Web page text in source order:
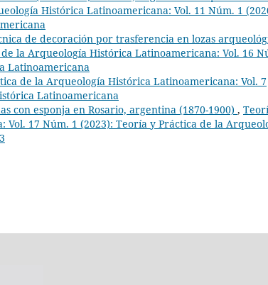
Histórica Latinoamericana: Vol. 11 Núm. 1
de decoración por trasferencia en lozas
la Arqueología Histórica Latinoamericana: Vol. 16
Latinoamericana
de la Arqueología Histórica Latinoamericana: Vol. 7
Latinoamericana
con esponja en Rosario, argentina (1870-1900) ,
17 Núm. 1 (2023): Teoría y Práctica de la